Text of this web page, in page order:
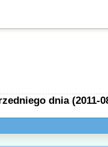
dnia (2011-